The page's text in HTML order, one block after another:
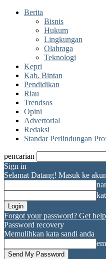
Berita
Bisnis
Hukum
Lingkungan
Olahraga
Teknologi
Kepri
Kab. Bintan
Pendidikan
Riau
Trendsos
Opini
Advertorial
Redaksi
Standar Perlindungan
pencarian
Sign in
Selamat Datang! Masuk ke
Forgot your password? Get help
Password recovery
Memulihkan kata sandi anda